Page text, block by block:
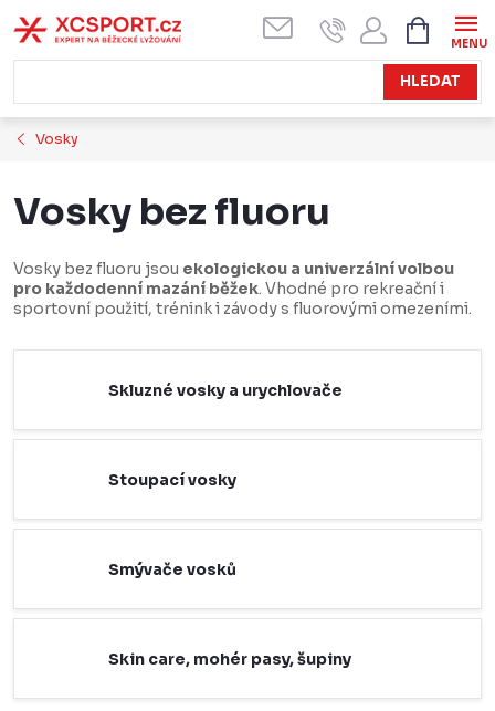
na
obsah
HLEDAT
KOŠÍK
Vosky
Vosky bez fluoru
Vosky bez fluoru jsou ekologickou a univerzální volbou
pro každodenní mazání běžek. Vhodné pro rekreační i
sportovní použití, trénink i závody s fluorovými omezeními.
Skluzné vosky a urychlovače
Stoupací vosky
Smývače vosků
Skin care, mohér pasy, šupiny